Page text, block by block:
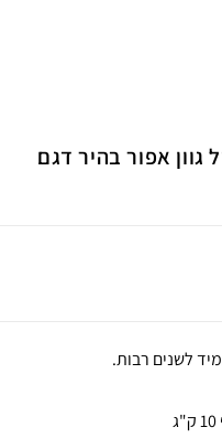
מברזל גוון אפור בהיר דגם
לשנים רבות.